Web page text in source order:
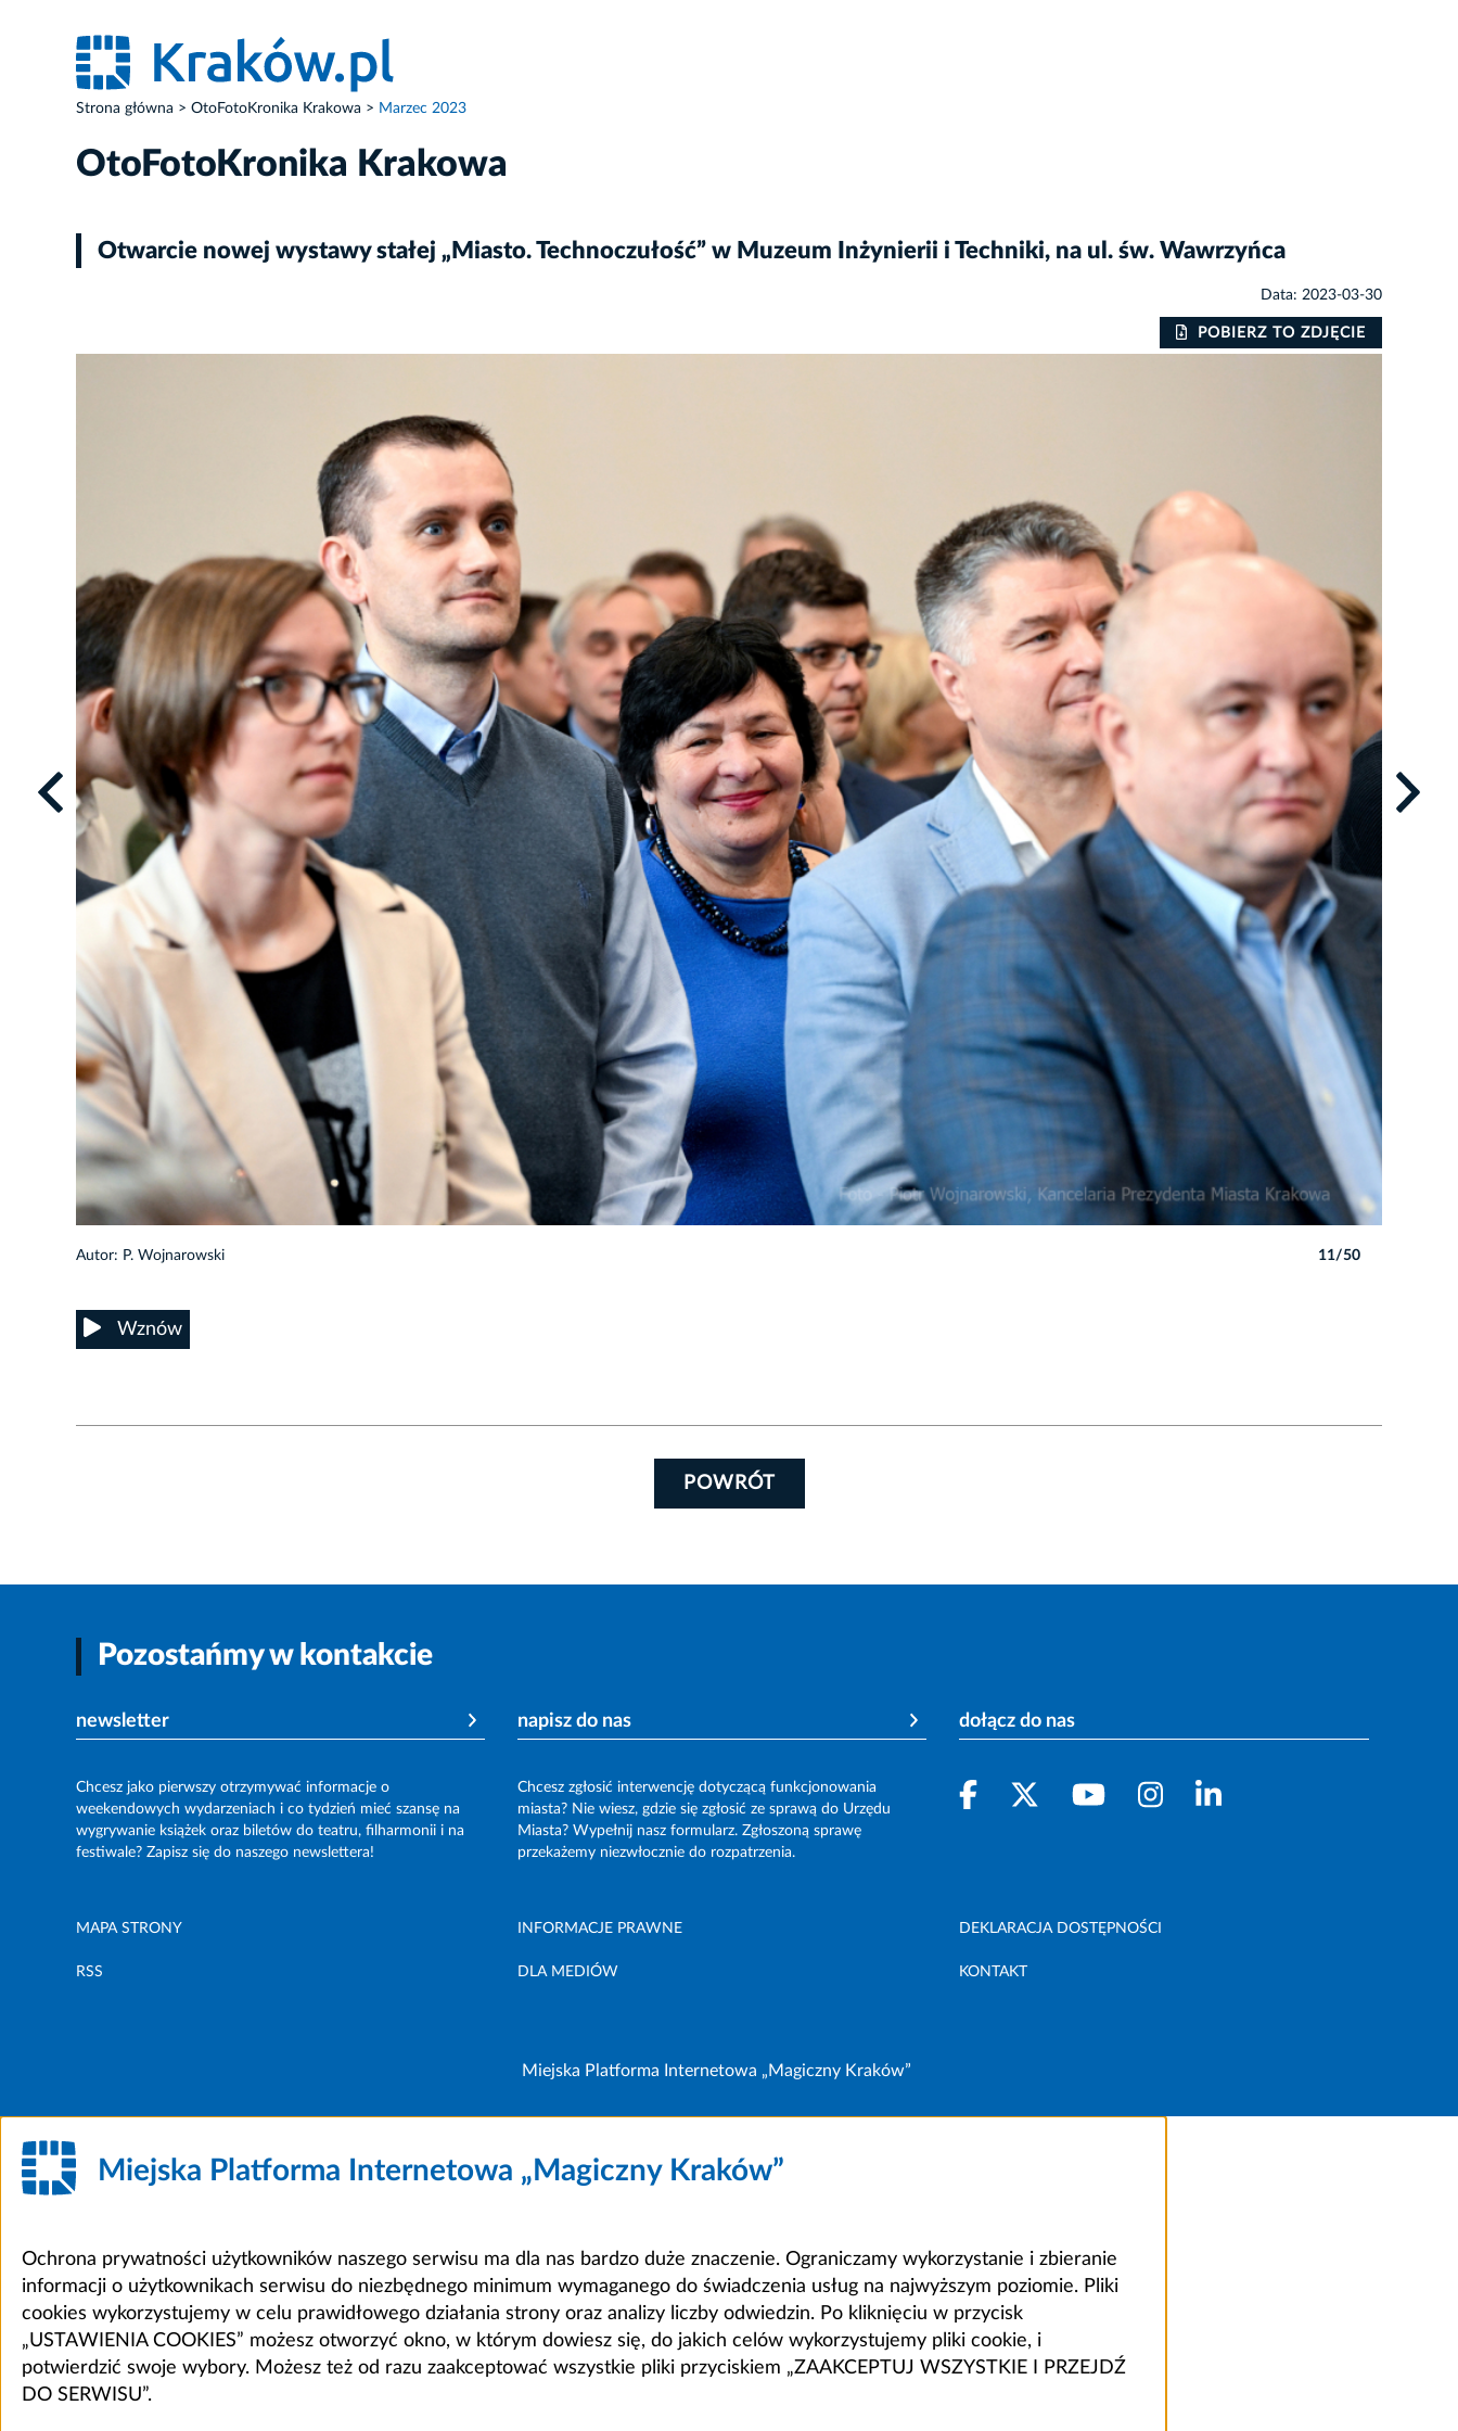
Strona główna OtoFotoKronika Krakowa Marzec 2023
OtoFotoKronika Krakowa
Otwarcie nowej wystawy stałej „Miasto. Technoczułość” w Muzeum Inżynierii i Techniki, na ul. św. Wawrzyńca
Data: 2023-03-30
POBIERZ TO ZDJĘCIE
Autor: P. Wojnarowski 11/50
Wznów
POWRÓT
Pozostańmy w kontakcie
newsletter
Chcesz jako pierwszy otrzymywać informacje o
weekendowych wydarzeniach i co tydzień mieć szansę na
wygrywanie książek oraz biletów do teatru, filharmonii i na
festiwale? Zapisz się do naszego newslettera!
napisz do nas
Chcesz zgłosić interwencję dotyczącą funkcjonowania
miasta? Nie wiesz, gdzie się zgłosić ze sprawą do Urzędu
Miasta? Wypełnij nasz formularz. Zgłoszoną sprawę
przekażemy niezwłocznie do rozpatrzenia.
dołącz do nas
MAPA STRONY INFORMACJE PRAWNE DEKLARACJA DOSTĘPNOŚCI
RSS DLA MEDIÓW KONTAKT
Miejska Platforma Internetowa „Magiczny Kraków”
Miejska Platforma Internetowa „Magiczny Kraków”
Ochrona prywatności użytkowników naszego serwisu ma dla nas bardzo duże znaczenie. Ograniczamy wykorzystanie i zbieranie
informacji o użytkownikach serwisu do niezbędnego minimum wymaganego do świadczenia usług na najwyższym poziomie. Pliki
cookies wykorzystujemy w celu prawidłowego działania strony oraz analizy liczby odwiedzin. Po kliknięciu w przycisk
„USTAWIENIA COOKIES” możesz otworzyć okno, w którym dowiesz się, do jakich celów wykorzystujemy pliki cookie, i
potwierdzić swoje wybory. Możesz też od razu zaakceptować wszystkie pliki przyciskiem „ZAAKCEPTUJ WSZYSTKIE I PRZEJDŹ
DO SERWISU”.